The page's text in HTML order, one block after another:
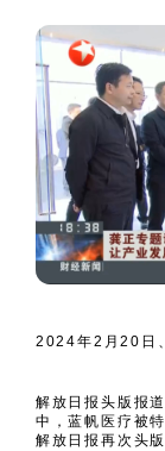
2024年2月20日
解放日报头版报
中，蓝帆医疗被
解放日报再次头